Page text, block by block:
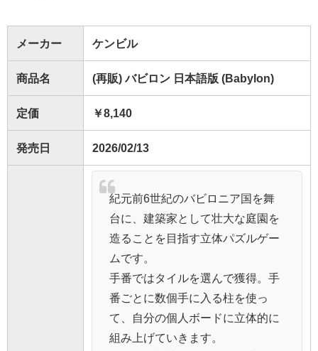
メーカー ケンビル
商品名 (再販) バビロン 日本語版 (Babylon)
定価 ￥8,140
発売日 2026/02/13
紀元前6世紀のバビロニア国を舞
台に、建築家として壮大な庭園を
造ることを目指す立体パズルゲー
ムです。
手番ではタイルを選んで獲得。手
番ごとに数個手に入る柱を使っ
て、自分の個人ボードに立体的に
組み上げていきます。